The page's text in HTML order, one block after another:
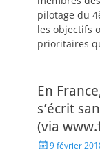
pilotage du
les objectifs
prioritaires
En
s’écrit
(via
Posted9 février